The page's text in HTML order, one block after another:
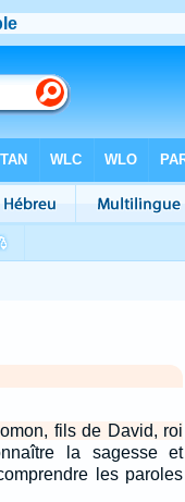
fils de David, roi
la sagesse et
les paroles